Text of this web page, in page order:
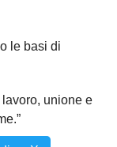
le basi di
unione e